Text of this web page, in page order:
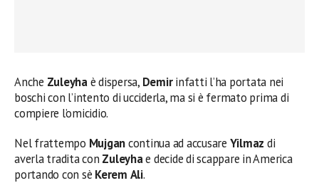
Anche Zuleyhaè dispersa, Demirinfatti l’ha portata nei
boschi con l’intento di ucciderla, ma si è fermato prima di
compiere l’omicidio.
Nel frattempo Mujgancontinua ad accusare Yilmaz di
averla tradita con Zuleyhae decide di scappare in America
portando con sè Kerem Ali.